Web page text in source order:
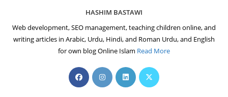
HASHIM BASTAWI
Web development, SEO management, teaching children online, and
writing articles in Arabic, Urdu, Hindi, and Roman Urdu, and English
for own blog Online Islam Read More
Opens
in
Opens
in
Opens
in
Opens